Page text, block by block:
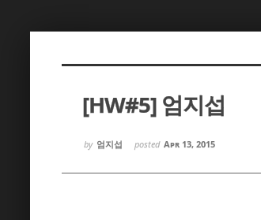
[HW#5] 엄지섭
by 엄지섭 posted Apr 13, 2015
치북5
치북5
치북5
치북5